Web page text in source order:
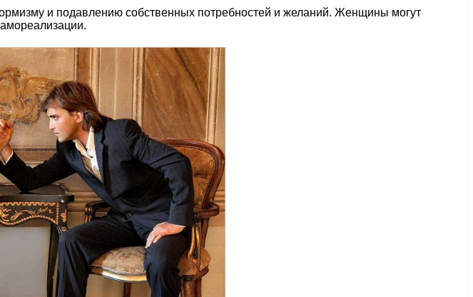
и подавлению собственных потребностей и желаний. Женщины могут